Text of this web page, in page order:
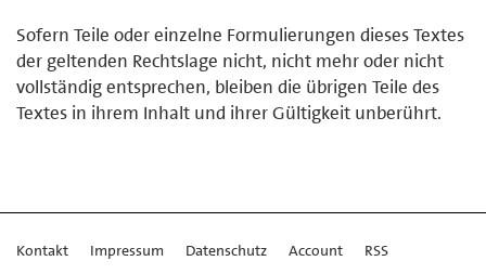
Sofern Teile oder einzelne Formulierungen dieses Textes
der geltenden Rechtslage nicht, nicht mehr oder nicht
vollständig entsprechen, bleiben die übrigen Teile des
Textes in ihrem Inhalt und ihrer Gültigkeit unberührt.
Kontakt Impressum Datenschutz Account RSS